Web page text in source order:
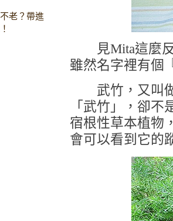
老？帶進
見Mita這麼反
雖然名字裡有個
武竹，又叫做
「武竹」，卻
宿根性草本植物
會可以看到它的